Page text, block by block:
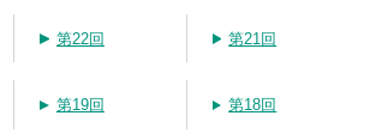
第22回 第21回
第19回 第18回